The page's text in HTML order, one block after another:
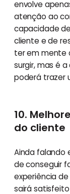
envolve
atenção ao
capacidade
cliente e de
ter em mente
surgir, mas é
poderá trazer
10.
do cliente
Ainda falando
de conseguir
experiência
sairá